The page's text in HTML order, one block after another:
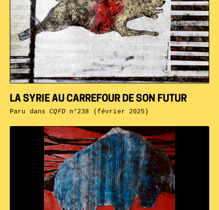
LA SYRIE AU CARREFOUR DE SON FUTUR
Paru dansCQFDn°238 (février 2025)